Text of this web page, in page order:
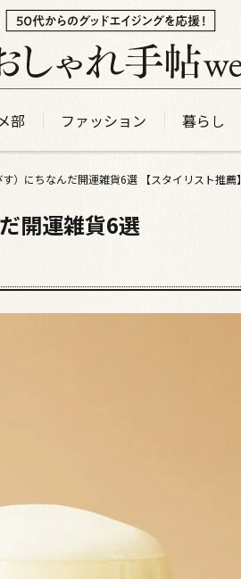
部 ファッション 暮らし
）にちなんだ開運雑貨6選 【スタイリスト推薦】
開運雑貨6選